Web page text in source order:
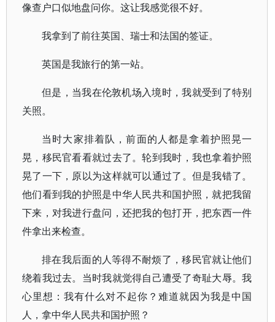
像查户口似地盘问你。这让我感觉很不好。
我拿到了前往英国、瑞士和法国的签证。
英国是我旅行的第一站。
但是，当我在伦敦机场入境时，我就受到了特别
关照。
当时大家排着队，前面的人都是拿着护照晃一
晃，移民官看看就过去了。轮到我时，我也拿着护照
晃了一下，原以为这样就可以通过了。但是我错了。
他们看到我的护照是中华人民共和国护照，就把我留
下来，对我进行盘问，还把我的包打开，把东西一件
件拿出来检查。
排在我后面的人等得不耐烦了，移民官就让他们
绕着我过去。当时我就觉得自己遭受了奇耻大辱。我
心里想：我有什么对不起你？难道就因为我是中国
人，拿中华人民共和国护照？